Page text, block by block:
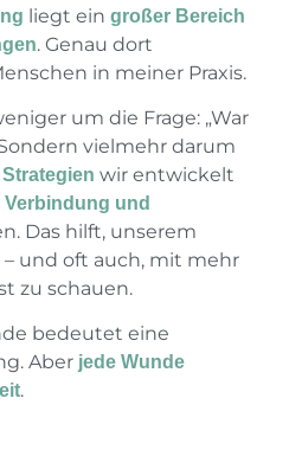
liegt eingroßer Bereich
. Genau dort
in meiner Praxis.
um die Frage: „War
vielmehr darum
Strategien wir entwickelt
und
Das hilft, unserem
– und oft auch, mit mehr
zu schauen.
bedeutet eine
Aber jede Wunde
.